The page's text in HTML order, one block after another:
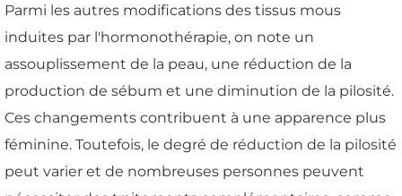
Parmi les autres modifications des tissus mous
induites par l'hormonothérapie, on note un
assouplissement de la peau, une réduction de la
production de sébum et une diminution de la pilosité.
Ces changements contribuent à une apparence plus
féminine. Toutefois, le degré de réduction de la pilosité
peut varier et de nombreuses personnes peuvent